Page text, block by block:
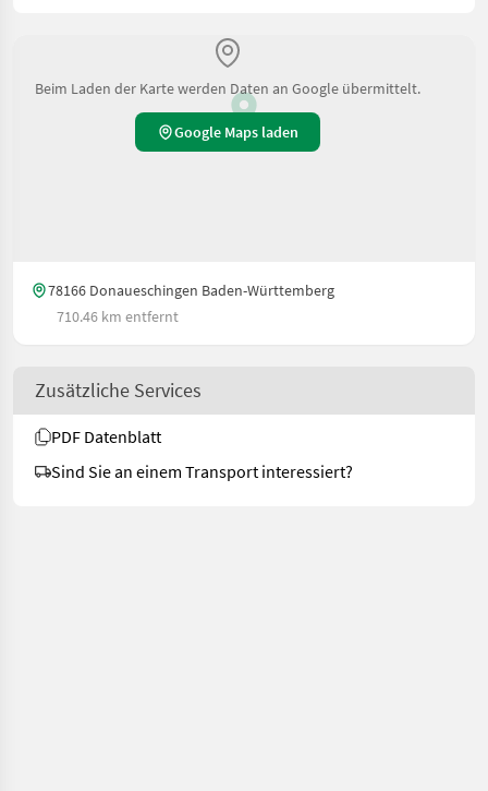
Beim Laden der Karte werden Daten an Google übermittelt.
Google Maps laden
78166 Donaueschingen Baden-Württemberg
710.46 km entfernt
Zusätzliche Services
PDF Datenblatt
Sind Sie an einem Transport interessiert?